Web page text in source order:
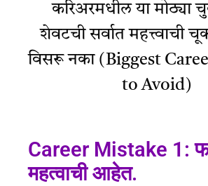
करिअरमधील या मोठ्या
शेवटची सर्वात महत्त्वाची
विसरू नका (Biggest
to Avoid)
Career Mistake 1:
महत्वाची आहेत.